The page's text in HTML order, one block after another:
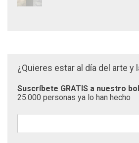
¿Quieres estar al día del arte y
Suscríbete GRATIS a nuestro
25.000 personas ya lo han hecho